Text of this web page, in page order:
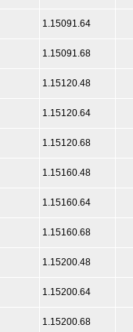
1.15091.64
1.15091.68
1.15120.48
1.15120.64
1.15120.68
1.15160.48
1.15160.64
1.15160.68
1.15200.48
1.15200.64
1.15200.68